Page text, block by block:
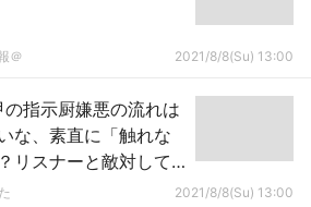
＠ 2021/8/8(Su) 13:00
指示厨嫌悪の流れは
な、素直に「触れな
リスナーと敵対して
2021/8/8(Su) 13:00